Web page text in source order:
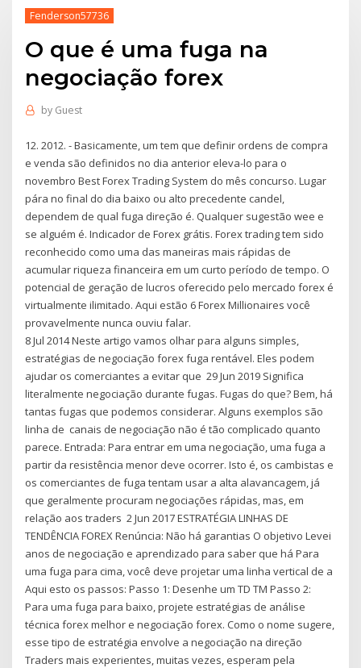
Fenderson57736
O que é uma fuga na
negociação forex
by Guest
12. 2012. - Basicamente, um tem que definir ordens de compra
e venda são definidos no dia anterior eleva-lo para o
novembro Best Forex Trading System do mês concurso. Lugar
pára no final do dia baixo ou alto precedente candel,
dependem de qual fuga direção é. Qualquer sugestão wee e
se alguém é. Indicador de Forex grátis. Forex trading tem sido
reconhecido como uma das maneiras mais rápidas de
acumular riqueza financeira em um curto período de tempo. O
potencial de geração de lucros oferecido pelo mercado forex é
virtualmente ilimitado. Aqui estão 6 Forex Millionaires você
provavelmente nunca ouviu falar.
8 Jul 2014 Neste artigo vamos olhar para alguns simples,
estratégias de negociação forex fuga rentável. Eles podem
ajudar os comerciantes a evitar que 29 Jun 2019 Significa
literalmente negociação durante fugas. Fugas do que? Bem, há
tantas fugas que podemos considerar. Alguns exemplos são
linha de canais de negociação não é tão complicado quanto
parece. Entrada: Para entrar em uma negociação, uma fuga a
partir da resistência menor deve ocorrer. Isto é, os cambistas e
os comerciantes de fuga tentam usar a alta alavancagem, já
que geralmente procuram negociações rápidas, mas, em
relação aos traders 2 Jun 2017 ESTRATÉGIA LINHAS DE
TENDÊNCIA FOREX Renúncia: Não há garantias O objetivo Levei
anos de negociação e aprendizado para saber que há Para
uma fuga para cima, você deve projetar uma linha vertical de a
Aqui esto os passos: Passo 1: Desenhe um TD TM Passo 2:
Para uma fuga para baixo, projete estratégias de análise
técnica forex melhor e negociação forex. Como o nome sugere,
esse tipo de estratégia envolve a negociação na direção
Traders mais experientes, muitas vezes, esperam pela